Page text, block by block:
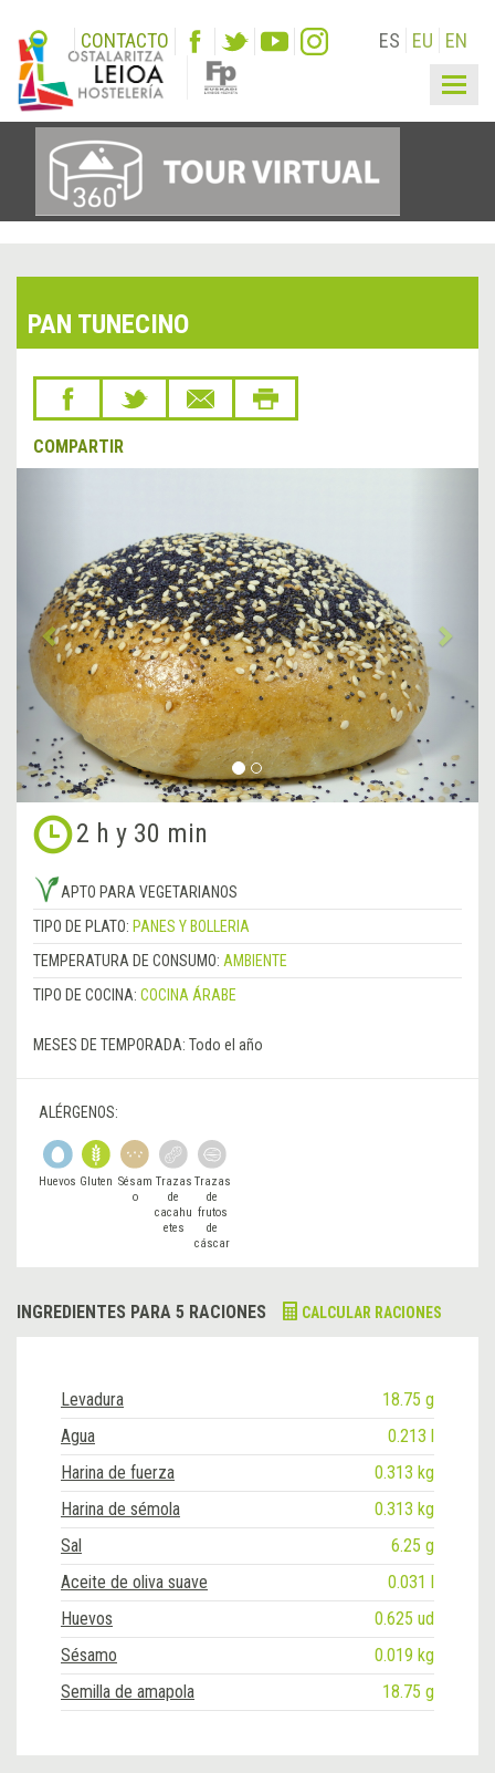
CONTACTO ES EU EN
PAN TUNECINO
COMPARTIR
2 h y 30 min
APTO PARA VEGETARIANOS
TIPO DE PLATO: PANES Y BOLLERIA
TEMPERATURA DE CONSUMO: AMBIENTE
TIPO DE COCINA: COCINA ÁRABE
MESES DE TEMPORADA: Todo el año
ALÉRGENOS:
Huevos Gluten Sésam
o
Trazas
de
cacahu
etes
Trazas
de
frutos
de
cáscar
INGREDIENTES PARA 5 RACIONES CALCULAR RACIONES
Levadura
18.75 g
Agua
0.213 l
Harina de fuerza
0.313 kg
Harina de sémola
0.313 kg
Sal
6.25 g
Aceite de oliva suave
0.031 l
Huevos
0.625 ud
Sésamo
0.019 kg
Semilla de amapola
18.75 g